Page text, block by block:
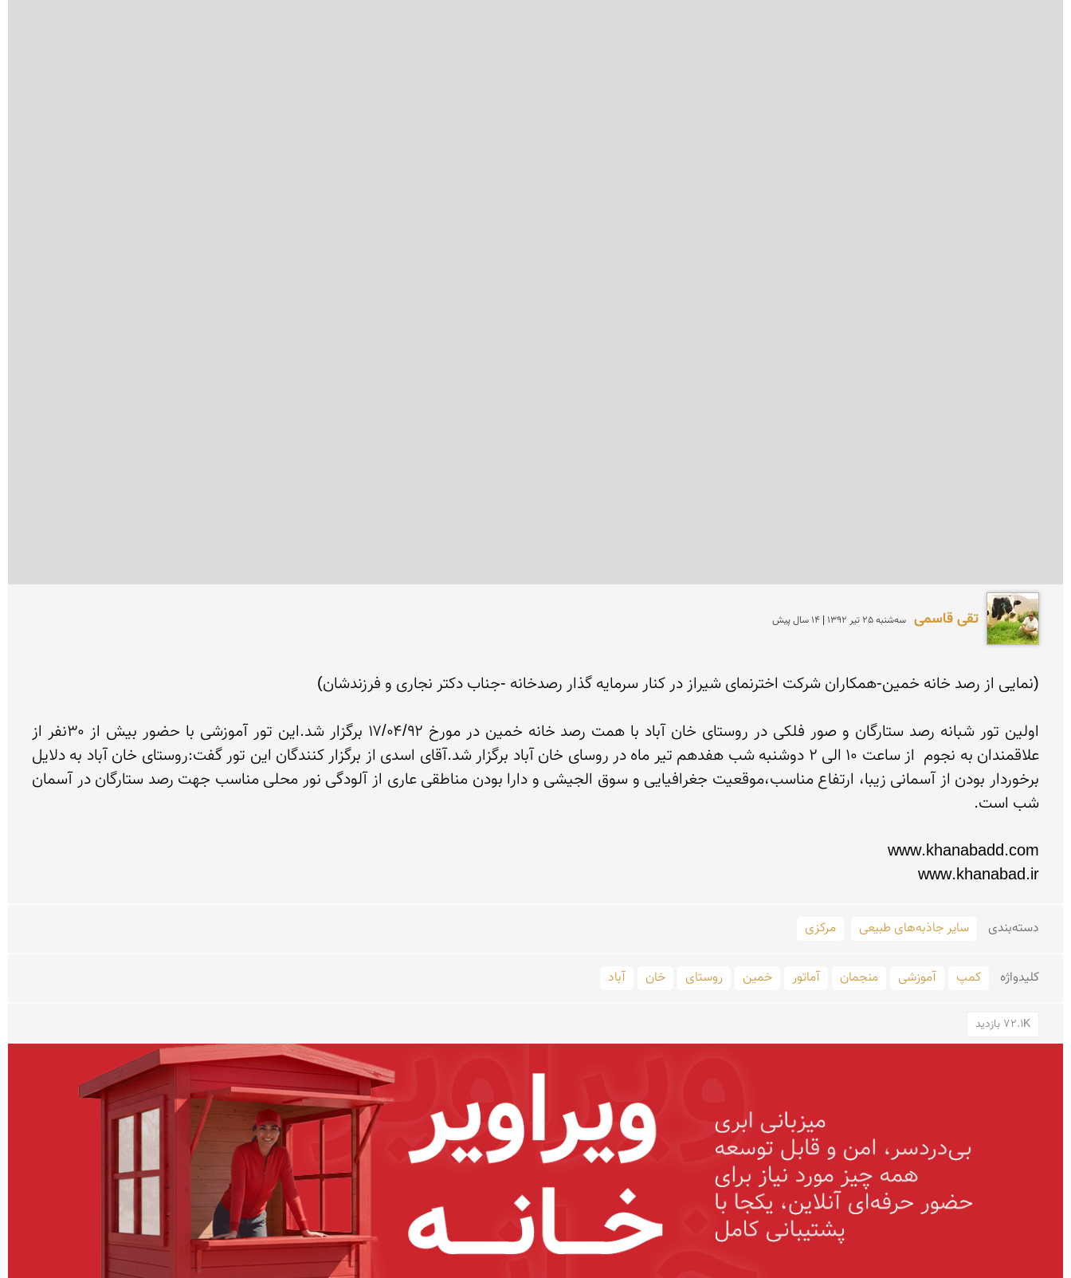
تقی قاسمی سه‌شنبه 25 تير 1392 | 14 سال پیش
www.khanabad.ir
دسته‌بندی سایر جاذبه‌های طبیعی مرکزی
کلید‌واژه کمپ آموزشی منجمان آماتور خمین روستای خان آباد
72.1K بازدید